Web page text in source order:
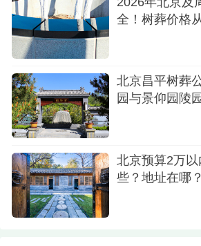
绿化环境
通州区的陵园选择相对较少，
全！树葬价格
北京昌平树葬
园与景仰园陵
北京预算2万
些？地址在哪？